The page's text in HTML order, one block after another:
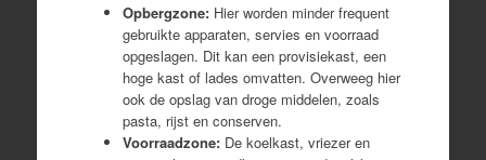
Opbergzone:Hier worden minder frequent
gebruikte apparaten, servies en voorraad
opgeslagen. Dit kan een provisiekast, een
hoge kast of lades omvatten. Overweeg hier
ook de opslag van droge middelen, zoals
pasta, rijst en conserven.
Voorraadzone:De koelkast, vriezer en